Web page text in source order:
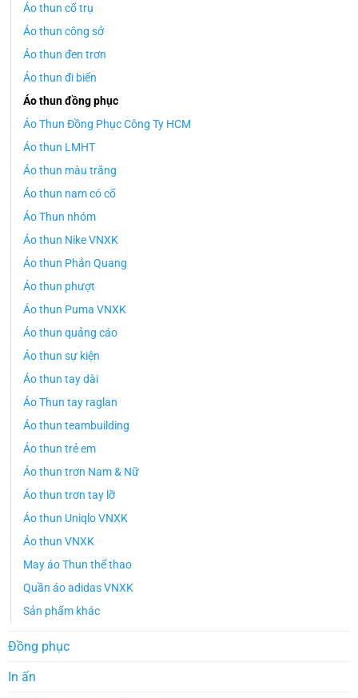
Áo thun cổ trụ
Áo thun công sở
Áo thun đen trơn
Áo thun đi biển
Áo thun đồng phục
Áo Thun Đồng Phục Công Ty HCM
Áo thun LMHT
Áo thun màu trắng
Áo thun nam có cổ
Áo Thun nhóm
Áo thun Nike VNXK
Áo thun Phản Quang
Áo thun phượt
Áo thun Puma VNXK
Áo thun quảng cáo
Áo thun sự kiện
Áo thun tay dài
Áo Thun tay raglan
Áo thun teambuilding
Áo thun trẻ em
Áo thun trơn Nam & Nữ
Áo thun trơn tay lỡ
Áo thun Uniqlo VNXK
Áo thun VNXK
May áo Thun thể thao
Quần áo adidas VNXK
Sản phẩm khác
Đồng phục
In ấn